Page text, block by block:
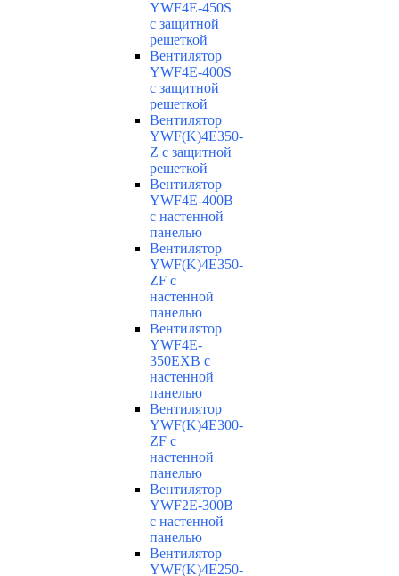
YWF4E-450S
с защитной
решеткой
Вентилятор
YWF4E-400S
с защитной
решеткой
Вентилятор
YWF(K)4E350-
Z с защитной
решеткой
Вентилятор
YWF4E-400B
с настенной
панелью
Вентилятор
YWF(K)4E350-
ZF с
настенной
панелью
Вентилятор
YWF4E-
350EXB с
настенной
панелью
Вентилятор
YWF(K)4E300-
ZF с
настенной
панелью
Вентилятор
YWF2E-300B
с настенной
панелью
Вентилятор
YWF(K)4E250-